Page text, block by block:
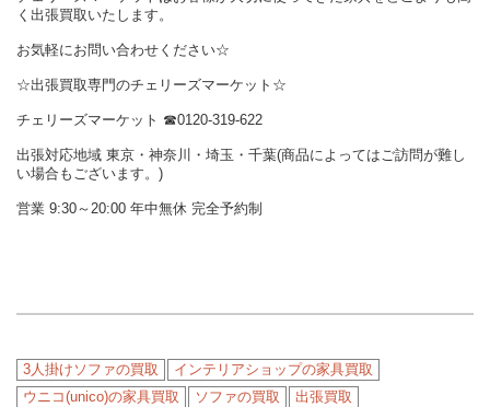
く出張買取いたします。
お気軽にお問い合わせください☆
☆出張買取専門のチェリーズマーケット☆
チェリーズマーケット ☎︎0120-319-622
出張対応地域 東京・神奈川・埼玉・千葉(商品によってはご訪問が難し
い場合もございます。)
営業 9:30～20:00 年中無休 完全予約制
3人掛けソファの買取
インテリアショップの家具買取
ウニコ(unico)の家具買取
ソファの買取
出張買取